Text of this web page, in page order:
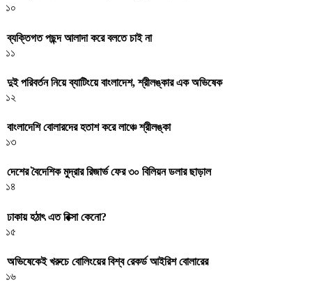
১০
ব্যক্তিগত পছন্দ আলাদা করে বলতে চাই না
১১
দুই পরিবর্তন নিয়ে ব্যাটিংয়ে বাংলাদেশ, শ্রীলঙ্কার এক অভিষেক
১২
বাংলাদেশি বোলারদের হতাশ করে লাঞ্চে শ্রীলঙ্কা
১৩
দেশের বৈদেশিক মুদ্রার রিজার্ভ ফের ৩০ বিলিয়ন ডলার ছাড়াল
১৪
ঢাকায় হঠাৎ এত রিক্সা কেনো?
১৫
অভিষেকেই খরুচে বোলিংয়ের বিশ্ব রেকর্ড আইরিশ বোলারের
১৬